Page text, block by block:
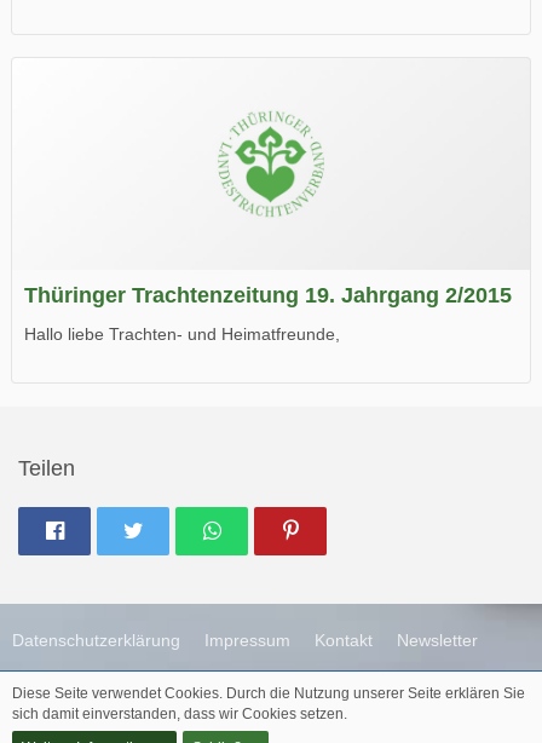
Wir wünschen Euch viel Spaß beim Lesen.
Thüringer Trachtenzeitung 19. Jahrgang 2/2015
Hallo liebe Trachten- und Heimatfreunde,
Teilen
Datenschutzerklärung Impressum Kontakt Newsletter
Diese Webseite wird betreut durch
Diese Seite verwendet Cookies. Durch die Nutzung unserer Seite erklären Sie
sich damit einverstanden, dass wir Cookies setzen.